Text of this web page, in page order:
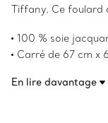
Tiffany. Ce foulard
jacquard rose
Tiffany Blue ajoute
votre sac à main
100 % soie
Carré de 67 cm x
Numéro de
En lire davantage